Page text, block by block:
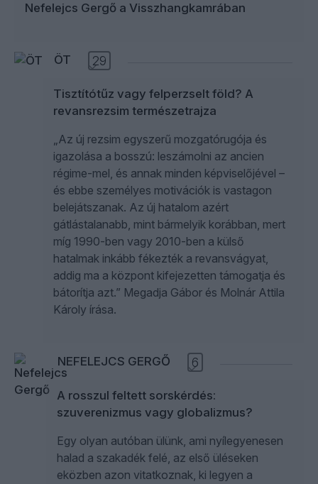
Nefelejcs Gergő a Visszhangkamrában
ÖT 29
Tisztítótűz vagy felperzselt föld? A
revansrezsim természetrajza
„Az új rezsim egyszerű mozgatórugója és
igazolása a bosszú: leszámolni az ancien
régime-mel, és annak minden képviselőjével –
és ebbe személyes motivációk is vastagon
belejátszanak. Az új hatalom azért
gátlástalanabb, mint bármelyik korábban, mert
míg 1990-ben vagy 2010-ben a külső
hatalmak inkább fékezték a revansvágyat,
addig ma a központ kifejezetten támogatja és
bátorítja azt.” Megadja Gábor és Molnár Attila
Károly írása.
NEFELEJCS GERGŐ 6
A rosszul feltett sorskérdés:
szuverenizmus vagy globalizmus?
Egy olyan autóban ülünk, ami nyílegyenesen
halad a szakadék felé, az első üléseken
eközben azon vitatkoznak, ki legyen a